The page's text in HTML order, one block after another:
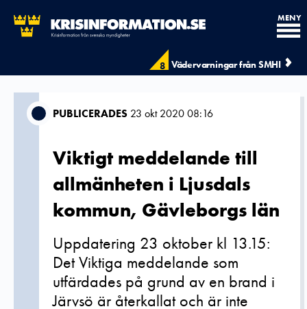
8 Vädervarningar från SMHI
MENY
PUBLICERADES 23 okt 2020 08:16
Viktigt meddelande till
allmänheten i Ljusdals
kommun, Gävleborgs län
Uppdatering 23 oktober kl 13.15:
Det Viktiga meddelande som
utfärdades på grund av en brand i
Järvsö är återkallat och är inte